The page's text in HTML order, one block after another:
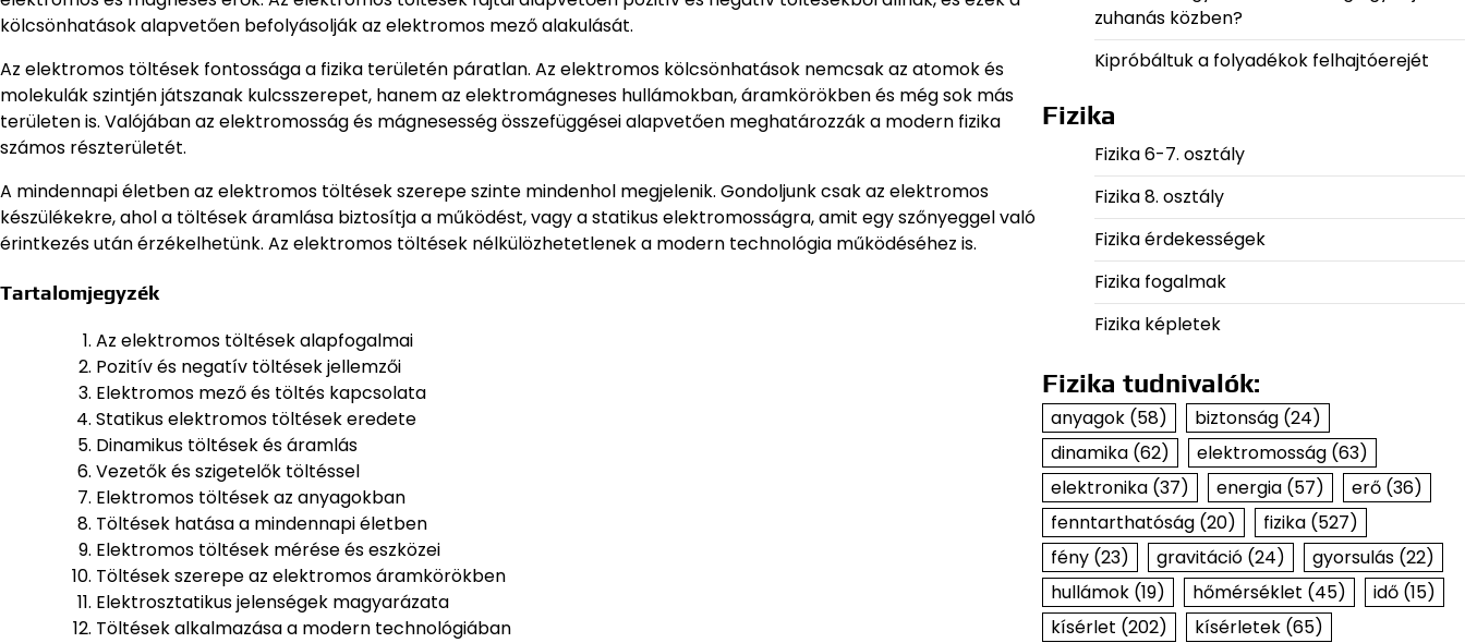
kölcsönhatások alapvetően befolyásolják az elektromos mező alakulását.
Az elektromos töltések fontossága a fizika területén páratlan. Az elektromos kölcsönhatások nemcsak az atomok és
molekulák szintjén játszanak kulcsszerepet, hanem az elektromágneses hullámokban, áramkörökben és még sok más
területen is. Valójában az elektromosság és mágnesesség összefüggései alapvetően meghatározzák a modern fizika
számos részterületét.
A mindennapi életben az elektromos töltések szerepe szinte mindenhol megjelenik. Gondoljunk csak az elektromos
készülékekre, ahol a töltések áramlása biztosítja a működést, vagy a statikus elektromosságra, amit egy szőnyeggel való
érintkezés után érzékelhetünk. Az elektromos töltések nélkülözhetetlenek a modern technológia működéséhez is.
Tartalomjegyzék
Az elektromos töltések alapfogalmai
Pozitív és negatív töltések jellemzői
Elektromos mező és töltés kapcsolata
Statikus elektromos töltések eredete
Dinamikus töltések és áramlás
Vezetők és szigetelők töltéssel
Elektromos töltések az anyagokban
Töltések hatása a mindennapi életben
Elektromos töltések mérése és eszközei
Töltések szerepe az elektromos áramkörökben
Elektrosztatikus jelenségek magyarázata
Töltések alkalmazása a modern technológiában
zuhanás közben?
Kipróbáltuk a folyadékok felhajtóerejét
Fizika
Fizika 6-7. osztály
Fizika 8. osztály
Fizika érdekességek
Fizika fogalmak
Fizika képletek
Fizika tudnivalók:
anyagok(58) biztonság(24)
dinamika(62) elektromosság(63)
elektronika(37) energia(57) erő(36)
fenntarthatóság(20) fizika(527)
fény(23) gravitáció(24) gyorsulás(22)
hullámok(19) hőmérséklet (45) idő(15)
kísérlet (202) kísérletek(65)